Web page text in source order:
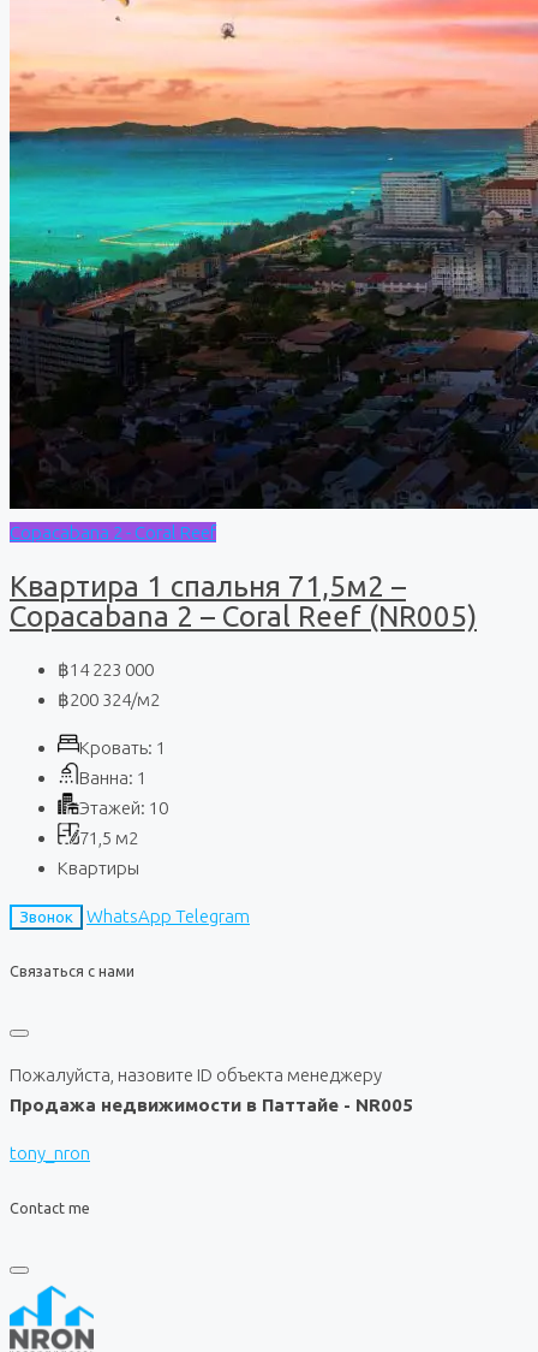
Copacabana 2 - Coral Reef
Квартира 1 спальня 71,5м2 –
Copacabana 2 – Coral Reef (NR005)
฿14 223 000
฿200 324/м2
Кровать: 1
Ванна: 1
Этажей: 10
71,5 м2
Квартиры
Звонок WhatsApp Telegram
Связаться с нами
Пожалуйста, назовите ID объекта менеджеру
Продажа недвижимости в Паттайе - NR005
tony_nron
Contact me